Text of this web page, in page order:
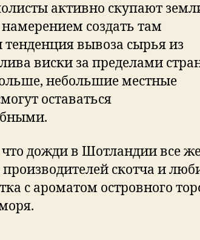
активно скупают
намерением создать там
тенденция вывоза сырья из
виски за пределами
небольшие местные
оставаться
что дожди в Шотландии все
скотча и
с ароматом островного